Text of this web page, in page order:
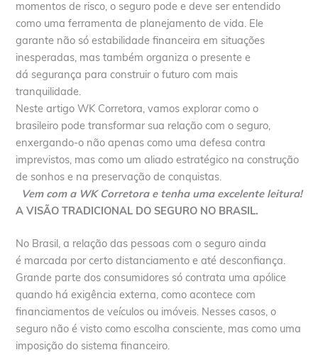
momentos de risco, o seguro pode e deve ser entendido
como uma ferramenta de planejamento de vida. Ele
garante não só estabilidade financeira em situações
inesperadas, mas também organiza o presente e
dá segurança para construir o futuro com mais
tranquilidade.
Neste artigo WK Corretora, vamos explorar como o
brasileiro pode transformar sua relação com o seguro,
enxergando-o não apenas como uma defesa contra
imprevistos, mas como um aliado estratégico na construção
de sonhos e na preservação de conquistas.
Vem com a WK Corretora e tenha uma excelente leitura!
A VISÃO TRADICIONAL DO SEGURO NO BRASIL.
No Brasil, a relação das pessoas com o seguro ainda
é marcada por certo distanciamento e até desconfiança.
Grande parte dos consumidores só contrata uma apólice
quando há exigência externa, como acontece com
financiamentos de veículos ou imóveis. Nesses casos, o
seguro não é visto como escolha consciente, mas como uma
imposição do sistema financeiro.